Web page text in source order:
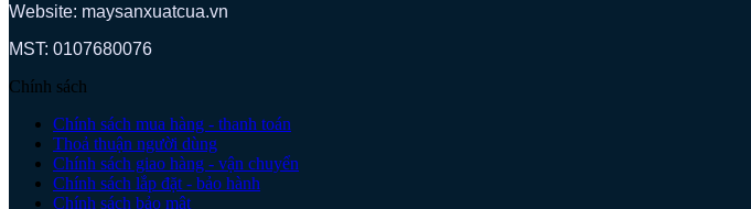
Website: maysanxuatcua.vn
MST: 0107680076
Chính sách
Chính sách mua hàng - thanh toán
Thoả thuận người dùng
Chính sách giao hàng - vận chuyển
Chính sách lắp đặt - bảo hành
Chính sách bảo mật